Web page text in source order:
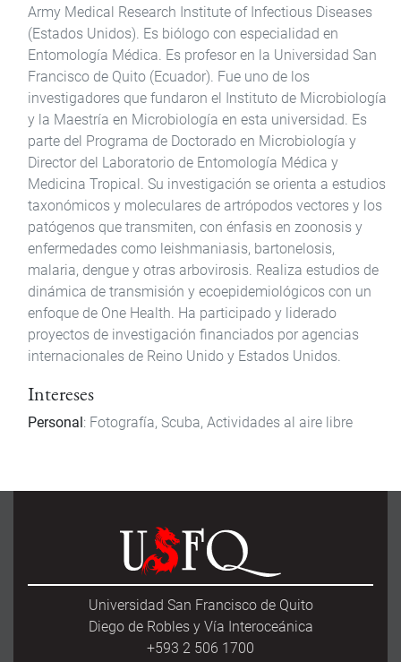
Army Medical Research Institute of Infectious Diseases
(Estados Unidos). Es biólogo con especialidad en
Entomología Médica. Es profesor en la Universidad San
Francisco de Quito (Ecuador). Fue uno de los
investigadores que fundaron el Instituto de Microbiología
y la Maestría en Microbiología en esta universidad. Es
parte del Programa de Doctorado en Microbiología y
Director del Laboratorio de Entomología Médica y
Medicina Tropical. Su investigación se orienta a estudios
taxonómicos y moleculares de artrópodos vectores y los
patógenos que transmiten, con énfasis en zoonosis y
enfermedades como leishmaniasis, bartonelosis,
malaria, dengue y otras arbovirosis. Realiza estudios de
dinámica de transmisión y ecoepidemiológicos con un
enfoque de One Health. Ha participado y liderado
proyectos de investigación financiados por agencias
internacionales de Reino Unido y Estados Unidos.
Intereses
Personal: Fotografía, Scuba, Actividades al aire libre
Universidad San Francisco de Quito
Diego de Robles y Vía Interoceánica
+593 2 506 1700